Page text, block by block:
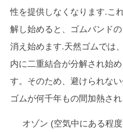
性を提供しなくなります.こ
解し始めると、ゴムバンド
消え始めます.天然ゴムでは
内に二重結合が分解され始
す。そのため、避けられな
ゴムが何千年もの間加熱さ
オゾン (空気中にある程